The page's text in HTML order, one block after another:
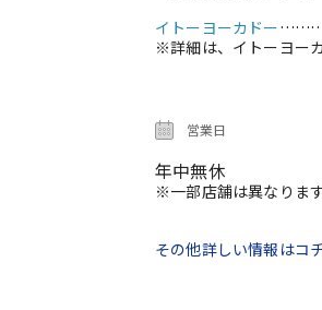
イトーヨーカドー
※詳細は、イトーヨー
営業日
年中無休
※一部店舗は異なります
その他詳しい情報はコ